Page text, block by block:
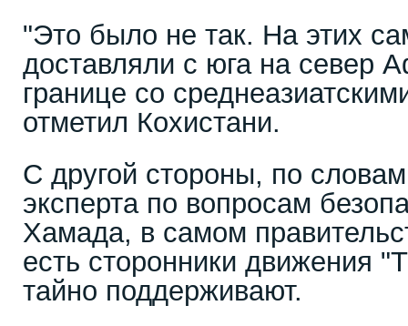
"Это было не так. На этих
доставляли с юга на север
границе со
отметил Кохистани.
С другой стороны, по словам
эксперта по вопросам
Хамада, в самом
есть сторонники движения
тайно поддерживают.